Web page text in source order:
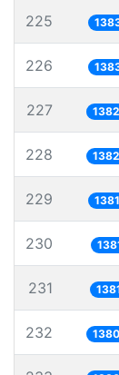
225
226
227
228
229
230
231
232